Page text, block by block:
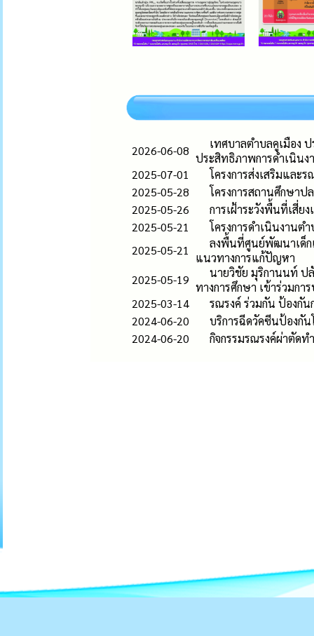
2026-06-08
เทศบาลตำบลคูเมือง
ประสิทธิภาพการดำเนินง
2025-07-01
โครงการส่งเสริมแล
2025-05-28
โครงการสถานศึกษา
2025-05-26
การเฝ้าระวังพื้นที่เสี่ย
2025-05-21
โครงการดำเนินงาน
2025-05-21
ลงพื้นที่ศูนย์พัฒนาเด็ก
แนวทางการแก้ปัญหา
2025-05-19
นายวิชัย มุริกานนท์ ป
ทางการศึกษา เข้าร่วมก
2025-03-14
รณรงค์ ร่วมกัน ป้องกั
2024-06-20
บริการฉีดวัคซีนป้องกั
2024-06-20
กิจกรรมรณรงค์ผ่าตัด